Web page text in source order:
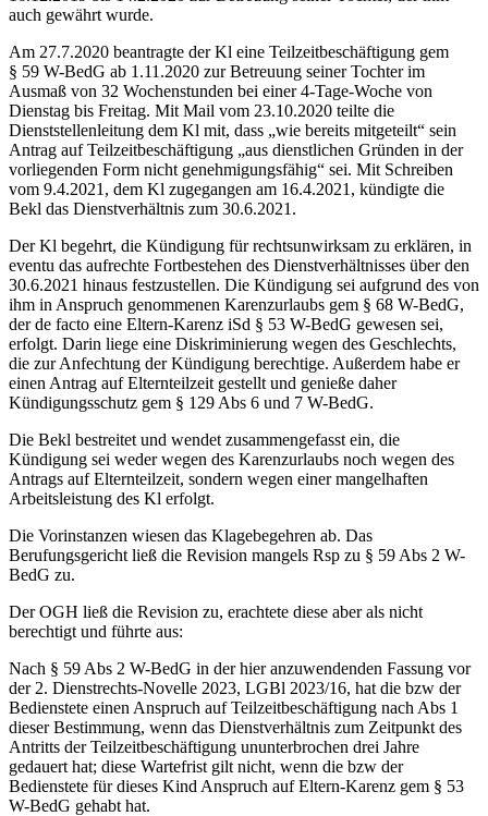
auch gewährt wurde.
Am 27.7.2020 beantragte der Kl eine Teilzeitbeschäftigung gem
§ 59 W-BedG ab 1.11.2020 zur Betreuung seiner Tochter im
Ausmaß von 32 Wochenstunden bei einer 4-Tage-Woche von
Dienstag bis Freitag. Mit Mail vom 23.10.2020 teilte die
Dienststellenleitung dem Kl mit, dass „wie bereits mitgeteilt“ sein
Antrag auf Teilzeitbeschäftigung „aus dienstlichen Gründen in der
vorliegenden Form nicht genehmigungsfähig“ sei. Mit Schreiben
vom 9.4.2021, dem Kl zugegangen am 16.4.2021, kündigte die
Bekl das Dienstverhältnis zum 30.6.2021.
Der Kl begehrt, die Kündigung für rechtsunwirksam zu erklären, in
eventu das aufrechte Fortbestehen des Dienstverhältnisses über den
30.6.2021 hinaus festzustellen. Die Kündigung sei aufgrund des von
ihm in Anspruch genommenen Karenzurlaubs gem § 68 W-BedG,
der de facto eine Eltern-Karenz iSd § 53 W-BedG gewesen sei,
erfolgt. Darin liege eine Diskriminierung wegen des Geschlechts,
die zur Anfechtung der Kündigung berechtige. Außerdem habe er
einen Antrag auf Elternteilzeit gestellt und genieße daher
Kündigungsschutz gem § 129 Abs 6 und 7 W-BedG.
Die Bekl bestreitet und wendet zusammengefasst ein, die
Kündigung sei weder wegen des Karenzurlaubs noch wegen des
Antrags auf Elternteilzeit, sondern wegen einer mangelhaften
Arbeitsleistung des Kl erfolgt.
Die Vorinstanzen wiesen das Klagebegehren ab. Das
Berufungsgericht ließ die Revision mangels Rsp zu § 59 Abs 2 W-
BedG zu.
Der OGH ließ die Revision zu, erachtete diese aber als nicht
berechtigt und führte aus:
Nach § 59 Abs 2 W-BedG in der hier anzuwendenden Fassung vor
der 2. Dienstrechts-Novelle 2023, LGBl 2023/16, hat die bzw der
Bedienstete einen Anspruch auf Teilzeitbeschäftigung nach Abs 1
dieser Bestimmung, wenn das Dienstverhältnis zum Zeitpunkt des
Antritts der Teilzeitbeschäftigung ununterbrochen drei Jahre
gedauert hat; diese Wartefrist gilt nicht, wenn die bzw der
Bedienstete für dieses Kind Anspruch auf Eltern-Karenz gem § 53
W-BedG gehabt hat.